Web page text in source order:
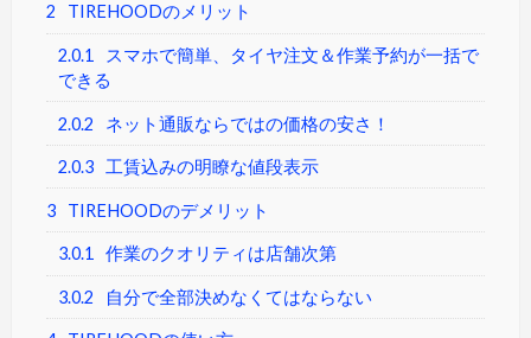
2 TIREHOODのメリット
2.0.1
スマホで簡単、タイヤ注文＆作業予約が一括で
できる
2.0.2 ネット通販ならではの価格の安さ！
2.0.3 工賃込みの明瞭な値段表示
3 TIREHOODのデメリット
3.0.1 作業のクオリティは店舗次第
3.0.2 自分で全部決めなくてはならない